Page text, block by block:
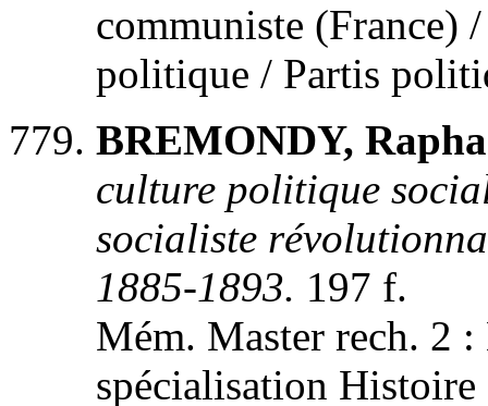
communiste (France)
politique / Partis
BREMONDY,
culture politique
socialiste
1885-1893. 197 f.
Mém. Master rech. 2
spécialisation